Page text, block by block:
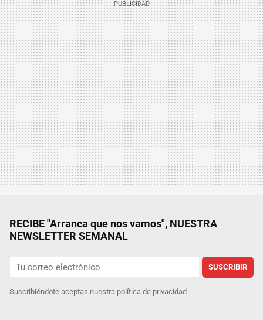
RECIBE "Arranca que nos vamos", NUESTRA
NEWSLETTER SEMANAL
SUSCRIBIR
Suscribiéndote aceptas nuestra política de privacidad